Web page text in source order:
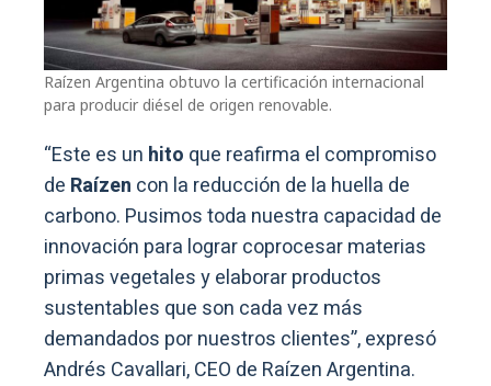
Raízen Argentina obtuvo la certificación internacional
para producir diésel de origen renovable.
“Este es un hito que reafirma el compromiso
de Raízen con la reducción de la huella de
carbono. Pusimos toda nuestra capacidad de
innovación para lograr coprocesar materias
primas vegetales y elaborar productos
sustentables que son cada vez más
demandados por nuestros clientes”, expresó
Andrés Cavallari, CEO de Raízen Argentina.